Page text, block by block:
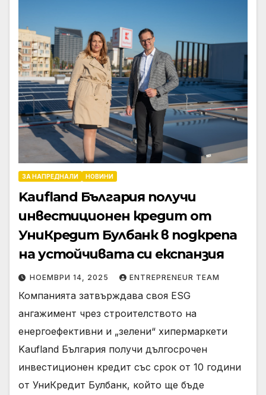
ЗА НАПРЕДНАЛИ НОВИНИ
Kaufland България получи
инвестиционен кредит от
УниКредит Булбанк в подкрепа
на устойчивата си експанзия
НОЕМВРИ 14, 2025 ENTREPRENEUR TEAM
Компанията затвърждава своя ESG
ангажимент чрез строителството на
енергоефективни и „зелени“ хипермаркети
Kaufland България получи дългосрочен
инвестиционен кредит със срок от 10 години
от УниКредит Булбанк, който ще бъде